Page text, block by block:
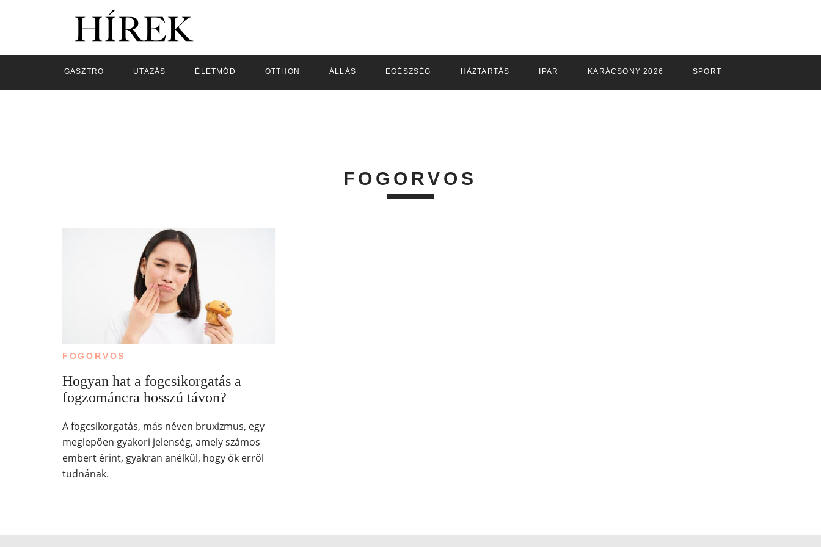
GASZTRO UTAZÁS ÉLETMÓD OTTHON ÁLLÁS EGÉSZSÉG HÁZTARTÁS IPAR KARÁCSONY 2026 SPORT
FOGORVOS
FOGORVOS
Hogyan hat a fogcsikorgatás a
fogzománcra hosszú távon?
A fogcsikorgatás, más néven bruxizmus, egy
meglepően gyakori jelenség, amely számos
embert érint, gyakran anélkül, hogy ők erről
tudnának.